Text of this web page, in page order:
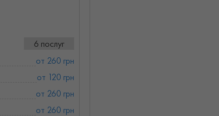
6 послуг
от 260 грн
от 120 грн
от 260 грн
от 260 грн